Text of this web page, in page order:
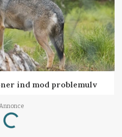
ind mod problemulv
Loading...